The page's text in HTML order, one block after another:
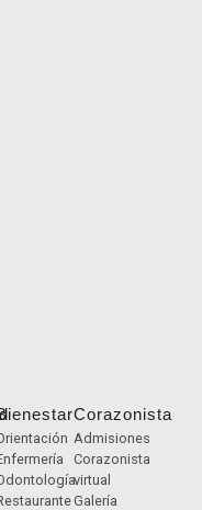
Corazonista
Admisiones
Corazonista
virtual
Galería